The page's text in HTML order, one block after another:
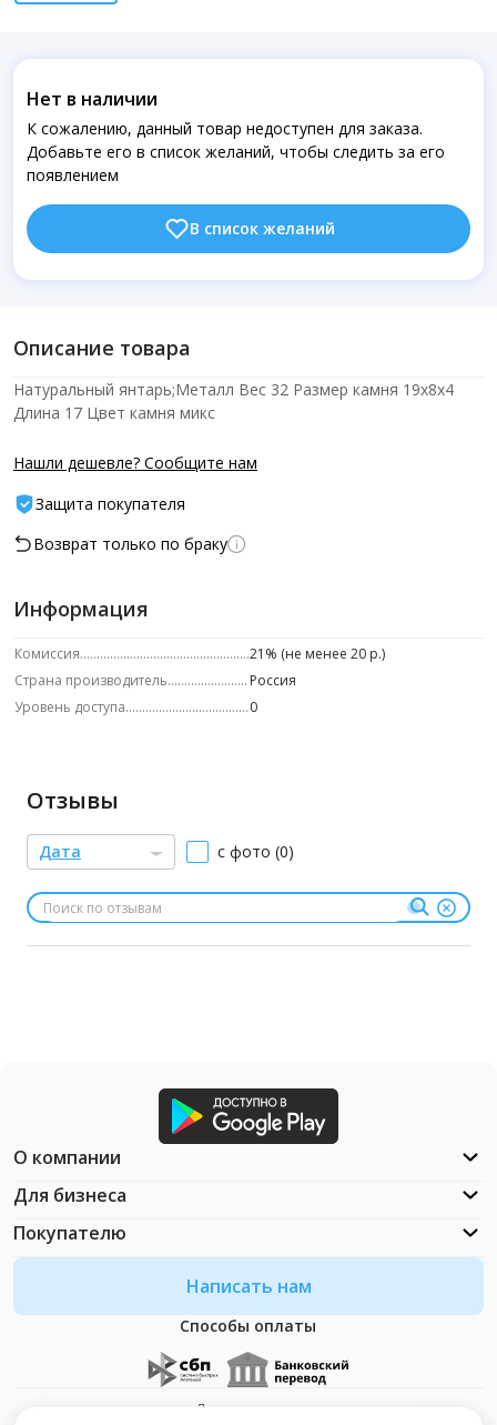
Нет в наличии
К сожалению, данный товар недоступен для заказа.
Добавьте его в список желаний, чтобы следить за его
появлением
В список желаний
Описание товара
Натуральный янтарь;Металл Вес 32 Размер камня 19х8х4
Длина 17 Цвет камня микс
Нашли дешевле? Сообщите нам
Защита покупателя
Возврат только по браку
Информация
Комиссия
21% (не менее 20 р.)
Страна производитель
Россия
Уровень доступа
0
Отзывы
Дата с фото (0)
Написать нам
Способы оплаты
О компании
Для бизнеса
Покупателю
Документация